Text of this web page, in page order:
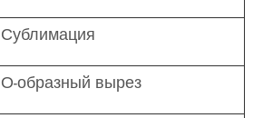
Сублимация
О-образный вырез